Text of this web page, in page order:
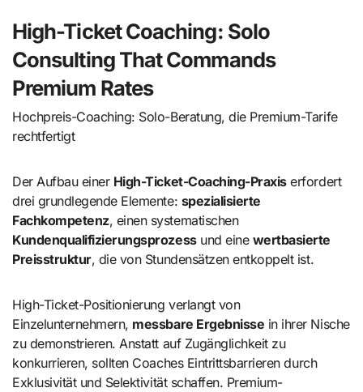
High-Ticket Coaching: Solo
Consulting That Commands
Premium Rates
Hochpreis-Coaching: Solo-Beratung, die Premium-Tarife
rechtfertigt
Der Aufbau einer High-Ticket-Coaching-Praxiserfordert
drei grundlegende Elemente: spezialisierte
Fachkompetenz, einen systematischen
Kundenqualifizierungsprozessund eine wertbasierte
Preisstruktur, die von Stundensätzen entkoppelt ist.
High-Ticket-Positionierung verlangt von
Einzelunternehmern, messbare Ergebnisse in ihrer Nische
zu demonstrieren. Anstatt auf Zugänglichkeit zu
konkurrieren, sollten Coaches Eintrittsbarrieren durch
Exklusivität und Selektivität schaffen. Premium-